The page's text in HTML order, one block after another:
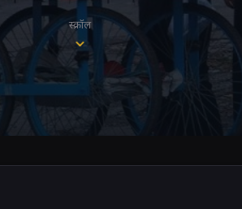
स्क्रॉल